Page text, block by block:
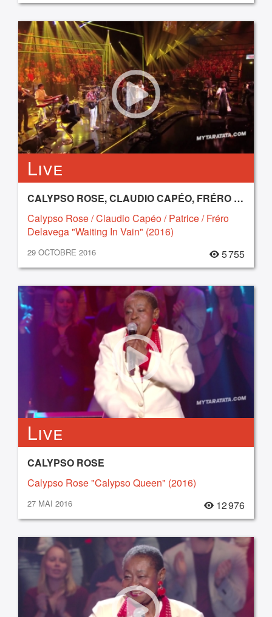
Live
CALYPSO ROSE, CLAUDIO CAPÉO, FRÉRO DELAVEGA, PATRICE
Calypso Rose / Claudio Capéo / Patrice / Fréro
Delavega "Waiting In Vain" (2016)
29 OCTOBRE 2016 5 755
Live
CALYPSO ROSE
Calypso Rose "Calypso Queen" (2016)
27 MAI 2016 12 976